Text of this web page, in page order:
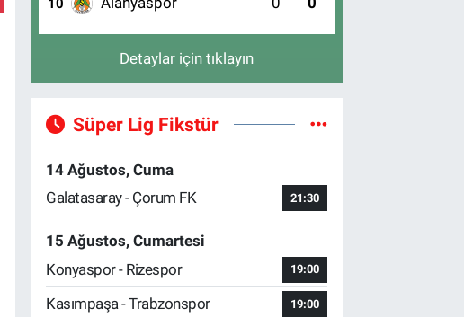
10
Detaylar için tıklayın
Süper Lig Fikstür
14 Ağustos, Cuma
Galatasaray - Çorum FK
21:30
15 Ağustos, Cumartesi
Konyaspor - Rizespor
19:00
Kasımpaşa - Trabzonspor 19:00